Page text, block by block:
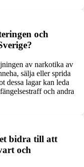
och
av narkotika av
sälja eller sprida
dessa lagar kan leda
och andra
bidra till att
och